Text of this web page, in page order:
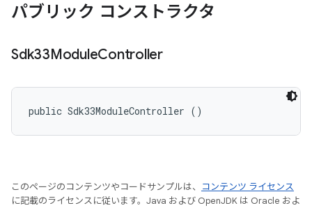
パブリック コンストラクタ
Sdk33ModuleController
public Sdk33ModuleController ()
このページのコンテンツやコードサンプルは、
コンテンツ ライセンス
に記載のライセンスに従います。Java および OpenJDK は Oracle およ